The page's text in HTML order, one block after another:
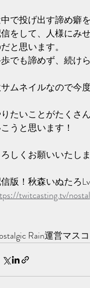
で投げ出す諦め癖
をして、人様にみ
と思います。
でも諦めず、続け
ムネイルなので今
たいことがたくさ
うと思います！
しくお願いいたし
版！秋森いぬたろ
twitcasting.tv/
Rain運営マス